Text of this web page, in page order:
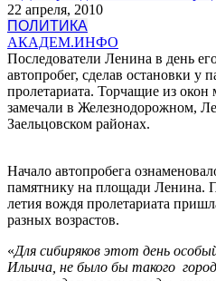
22 апреля, 2010
ПОЛИТИКА
АКАДЕМ.ИНФО
Последователи Ленина в день
автопробег, сделав остановки у
пролетариата. Торчащие из
замечали в Железнодорожном,
Заельцовском районах.
Начало автопробега
памятнику на площади Ленина.
летия вождя пролетариата
разных возрастов.
«Для сибиряков этот день
Ильича, не было бы такого